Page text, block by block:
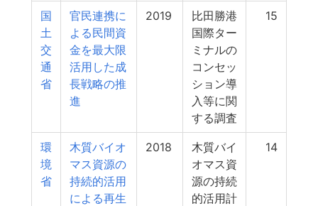
国
土
交
通
省
官民連携に
よる民間資
金を最大限
活用した成
長戦略の推
進
2019
比田勝港
国際ター
ミナルの
コンセッ
ション導
入等に関
する調査
15
環
境
省
木質バイオ
マス資源の
持続的活用
による再生
2018
木質バイ
オマス資
源の持続
的活用計
14